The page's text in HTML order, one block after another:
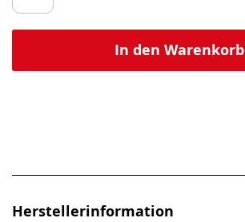
In den Warenkorb
Herstellerinformation